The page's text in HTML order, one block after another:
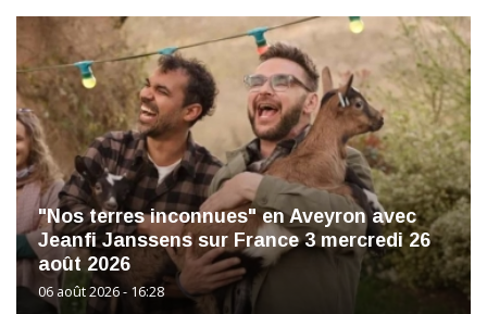
"Nos terres inconnues" en Aveyron avec
Jeanfi Janssens sur France 3 mercredi 26
août 2026
06 août 2026 - 16:28